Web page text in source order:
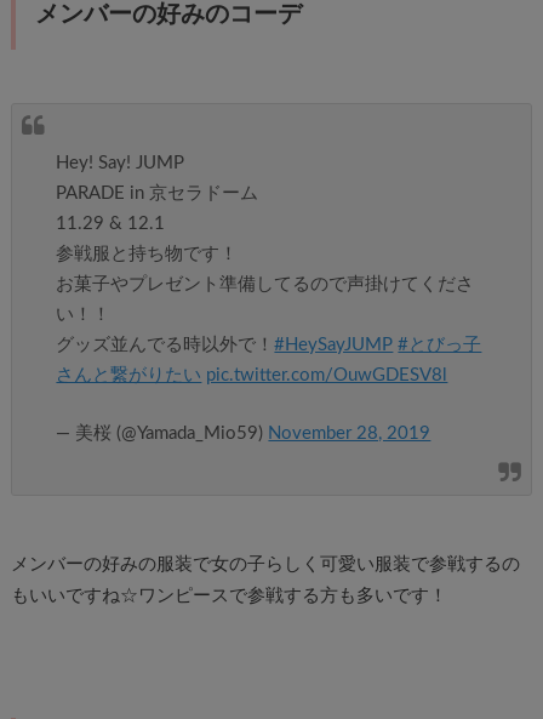
メンバーの好みのコーデ
Hey! Say! JUMP
PARADE in 京セラドーム
11.29 & 12.1
参戦服と持ち物です！
お菓子やプレゼント準備してるので声掛けてくださ
い！！
グッズ並んでる時以外で！#HeySayJUMP #とびっ子
さんと繋がりたい pic.twitter.com/OuwGDESV8l
— 美桜 (@Yamada_Mio59) November 28, 2019
メンバーの好みの服装で女の子らしく可愛い服装で参戦するの
もいいですね☆ワンピースで参戦する方も多いです！